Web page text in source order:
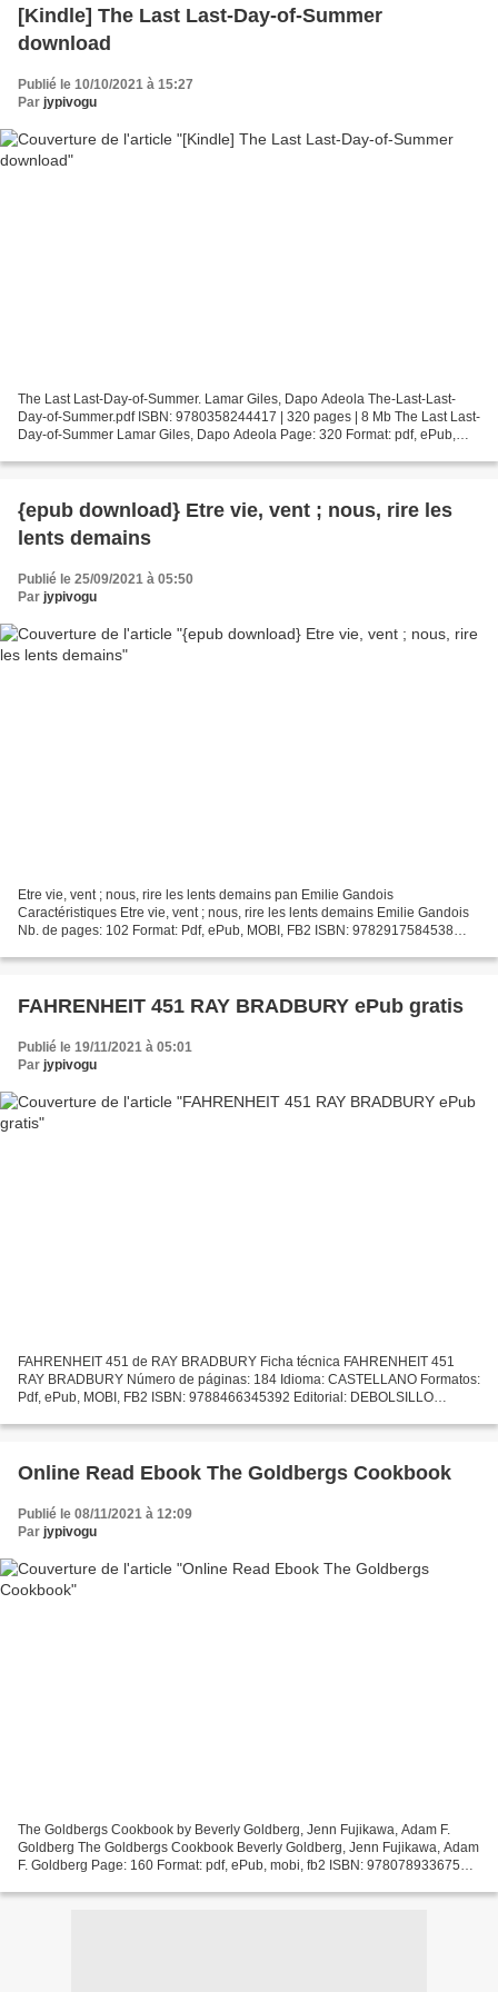
[Kindle] The Last Last-Day-of-Summer
download
Publié le 10/10/2021 à 15:27
Par jypivogu
The Last Last-Day-of-Summer. Lamar Giles, Dapo Adeola The-Last-Last-
Day-of-Summer.pdf ISBN: 9780358244417 | 320 pages | 8 Mb The Last Last-
Day-of-Summer Lamar Giles, Dapo Adeola Page: 320 Format: pdf, ePub,
{epub download} Etre vie, vent ; nous, rire les
lents demains
Publié le 25/09/2021 à 05:50
Par jypivogu
Etre vie, vent ; nous, rire les lents demains pan Emilie Gandois
Caractéristiques Etre vie, vent ; nous, rire les lents demains Emilie Gandois
Nb. de pages: 102 Format: Pdf, ePub, MOBI, FB2 ISBN: 9782917584538
FAHRENHEIT 451 RAY BRADBURY ePub gratis
Publié le 19/11/2021 à 05:01
Par jypivogu
FAHRENHEIT 451 de RAY BRADBURY Ficha técnica FAHRENHEIT 451
RAY BRADBURY Número de páginas: 184 Idioma: CASTELLANO Formatos:
Pdf, ePub, MOBI, FB2 ISBN: 9788466345392 Editorial: DEBOLSILLO
Online Read Ebook The Goldbergs Cookbook
Publié le 08/11/2021 à 12:09
Par jypivogu
The Goldbergs Cookbook by Beverly Goldberg, Jenn Fujikawa, Adam F.
Goldberg The Goldbergs Cookbook Beverly Goldberg, Jenn Fujikawa, Adam
F. Goldberg Page: 160 Format: pdf, ePub, mobi, fb2 ISBN: 9780789336750